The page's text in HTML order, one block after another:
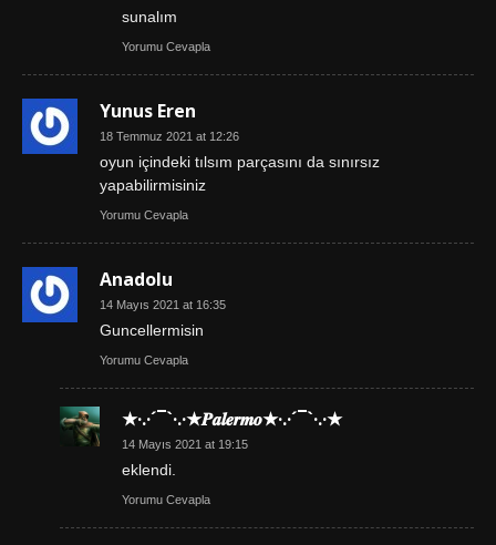
sunalım
Yorumu Cevapla
Yunus Eren
18 Temmuz 2021 at 12:26
oyun içindeki tılsım parçasını da sınırsız
yapabilirmisiniz
Yorumu Cevapla
Anadolu
14 Mayıs 2021 at 16:35
Guncellermisin
Yorumu Cevapla
★·.·´¯`·.·★𝑷𝒂𝒍𝒆𝒓𝒎𝒐★·.·´¯`·.·★
14 Mayıs 2021 at 19:15
eklendi.
Yorumu Cevapla